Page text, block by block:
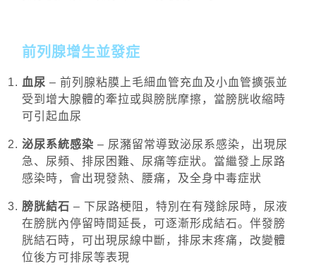
前列腺增生並發症
血尿 – 前列腺粘膜上毛細血管充血及小血管擴張並
受到增大腺體的牽拉或與膀胱摩擦，當膀胱收縮時
可引起血尿
泌尿系統感染 – 尿瀦留常導致泌尿系感染，出現尿
急、尿頻、排尿困難、尿痛等症狀。當繼發上尿路
感染時，會出現發熱、腰痛，及全身中毒症狀
膀胱結石 – 下尿路梗阻，特別在有殘餘尿時，尿液
在膀胱內停留時間延長，可逐漸形成結石。伴發膀
胱結石時，可出現尿線中斷，排尿末疼痛，改變體
位後方可排尿等表現